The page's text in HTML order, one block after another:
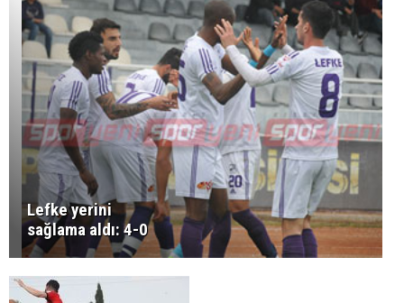
Lefke yerini
sağlama aldı: 4-0